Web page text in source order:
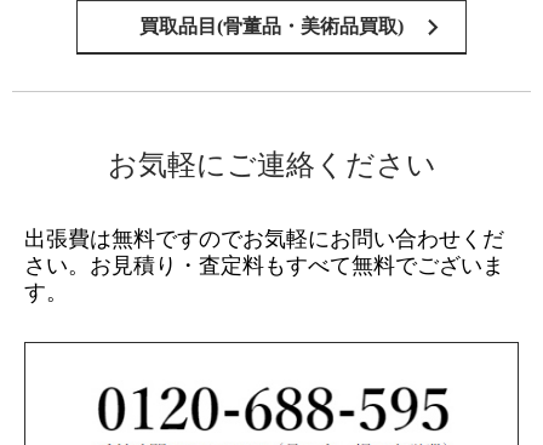
買取品目(骨董品・美術品買取)
お気軽にご連絡ください
出張費は無料ですのでお気軽にお問い合わせくだ
さい。 お見積り・査定料もすべて無料でございま
す。